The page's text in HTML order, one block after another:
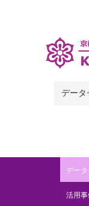
デー
活用事